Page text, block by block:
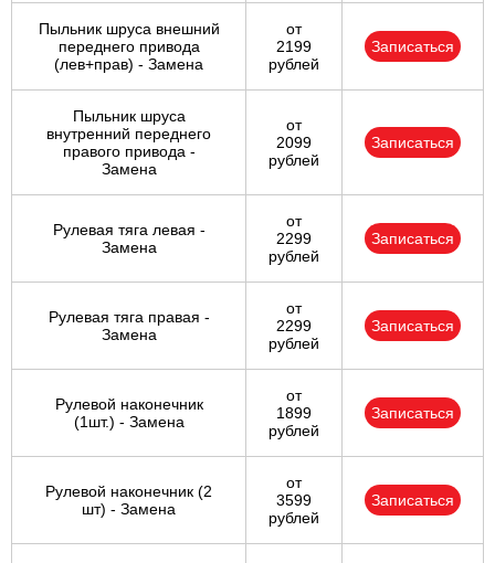
Пыльник шруса внешний
переднего привода
(лев+прав) - Замена
от
2199
рублей
Записаться
Пыльник шруса
внутренний переднего
правого привода -
Замена
от
2099
рублей
Записаться
Рулевая тяга левая -
Замена
от
2299
рублей
Записаться
Рулевая тяга правая -
Замена
от
2299
рублей
Записаться
Рулевой наконечник
(1шт.) - Замена
от
1899
рублей
Записаться
Рулевой наконечник (2
шт) - Замена
от
3599
рублей
Записаться